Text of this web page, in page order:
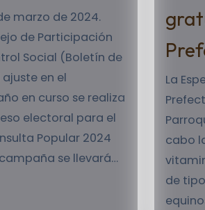
marzo de 2024.
de Participación
Social (Boletín de
ajuste en el
en curso se realiza
electoral para el
Popular 2024
se llevará…
La
cabo
de